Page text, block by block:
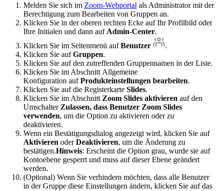
Melden Sie sich im Zoom-Webportal als Administrator mit der
Berechtigung zum Bearbeiten von Gruppen an.
Klicken Sie in der oberen rechten Ecke auf Ihr Profilbild oder
Ihre Initialen und dann auf Admin-Center.
Klicken Sie im Seitenmenü aufBenutzer
.
Klicken Sie aufGruppen.
Klicken Sie auf den zutreffenden Gruppennamen in der Liste.
Klicken Sie im Abschnitt Allgemeine
Konfiguration aufProdukteinstellungen bearbeiten.
Klicken Sie auf die Registerkarte Slides.
Klicken Sie im Abschnitt Zoom Slides aktivieren auf den
Umschalter Zulassen, dass Benutzer Zoom Slides
verwenden, um die Option zu aktivieren oder zu
deaktivieren.
Wenn ein Bestätigungsdialog angezeigt wird, klicken Sie auf
Aktivieren oderDeaktivieren, um die Änderung zu
bestätigen.Hinweis: Erscheint die Option grau, wurde sie auf
Kontoebene gesperrt und muss auf dieser Ebene geändert
werden.
(Optional) Wenn Sie verhindern möchten, dass alle Benutzer
in der Gruppe diese Einstellungen ändern, klicken Sie auf das